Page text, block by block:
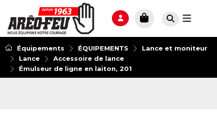
Équipements ÉQUIPEMENTS
Lance et moniteur
Lance
Accessoire de lance
Émulseur de ligne en laiton, 201